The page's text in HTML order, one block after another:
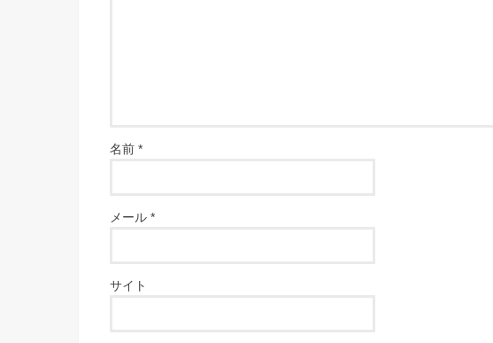
名前 *
メール *
サイト